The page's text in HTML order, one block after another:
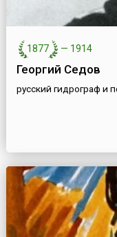
1877 — 1914
Георгий Седов
русский гидрограф и